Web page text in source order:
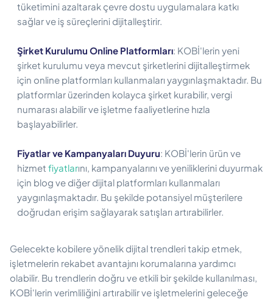
tüketimini azaltarak çevre dostu uygulamalara katkı
sağlar ve iş süreçlerini dijitalleştirir.
Şirket Kurulumu Online Platformları: KOBİ'lerin yeni
şirket kurulumu veya mevcut şirketlerini dijitalleştirmek
için online platformları kullanmaları yaygınlaşmaktadır. Bu
platformlar üzerinden kolayca şirket kurabilir, vergi
numarası alabilir ve işletme faaliyetlerine hızla
başlayabilirler.
Fiyatlar ve Kampanyaları Duyuru: KOBİ'lerin ürün ve
hizmet fiyatlarını, kampanyalarını ve yeniliklerini duyurmak
için blog ve diğer dijital platformları kullanmaları
yaygınlaşmaktadır. Bu şekilde potansiyel müşterilere
doğrudan erişim sağlayarak satışları artırabilirler.
Gelecekte kobilere yönelik dijital trendleri takip etmek,
işletmelerin rekabet avantajını korumalarına yardımcı
olabilir. Bu trendlerin doğru ve etkili bir şekilde kullanılması,
KOBİ'lerin verimliliğini artırabilir ve işletmelerini geleceğe